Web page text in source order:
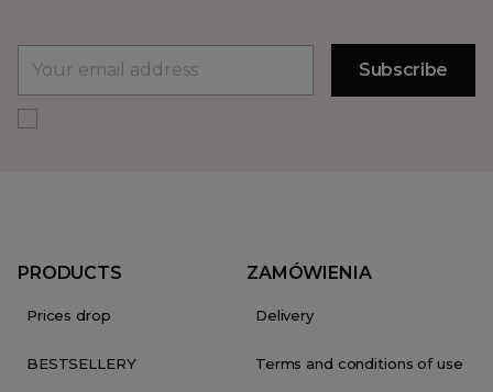
PRODUCTS
Prices drop
BESTSELLERY
ZAMÓWIENIA
Delivery
Terms and conditions of use